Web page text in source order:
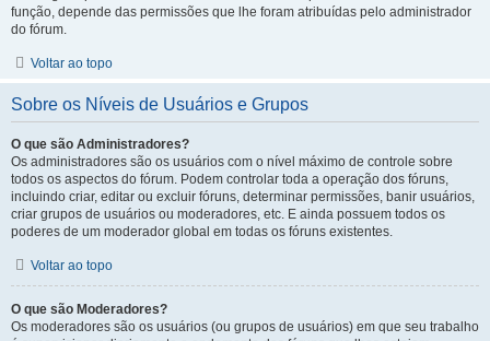
função, depende das permissões que lhe foram atribuídas pelo administrador
do fórum.
Voltar ao topo
Sobre os Níveis de Usuários e Grupos
O que são Administradores?
Os administradores são os usuários com o nível máximo de controle sobre
todos os aspectos do fórum. Podem controlar toda a operação dos fóruns,
incluindo criar, editar ou excluir fóruns, determinar permissões, banir usuários,
criar grupos de usuários ou moderadores, etc. E ainda possuem todos os
poderes de um moderador global em todas os fóruns existentes.
Voltar ao topo
O que são Moderadores?
Os moderadores são os usuários (ou grupos de usuários) em que seu trabalho